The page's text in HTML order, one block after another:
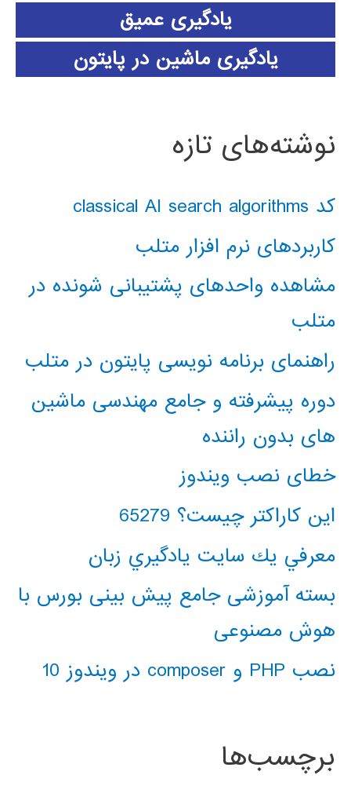
یادگیری عمیق
یادگیری ماشین در پایتون
نوشته‌های تازه
کد classical AI search algorithms
کاربردهای نرم افزار متلب
مشاهده واحدهای پشتیبانی شونده در
متلب
راهنمای برنامه نویسی پایتون در متلب
دوره پیشرفته و جامع مهندسی ماشین
های بدون راننده
خطای نصب ویندوز
این کاراکتر چیست؟ 65279
معرفي يك سايت يادگيري زبان
بسته آموزشی جامع پیش بینی بورس با
هوش مصنوعی
نصب PHP و composer در ویندوز 10
برچسب‌ها